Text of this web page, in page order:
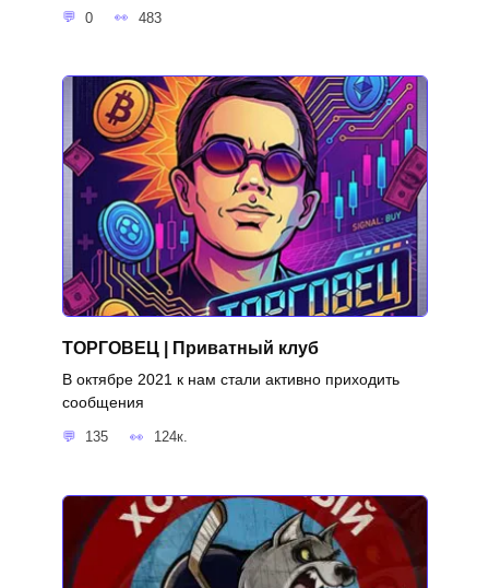
0 483
ТОРГОВЕЦ | Приватный клуб
В октябре 2021 к нам стали активно приходить
сообщения
135 124к.